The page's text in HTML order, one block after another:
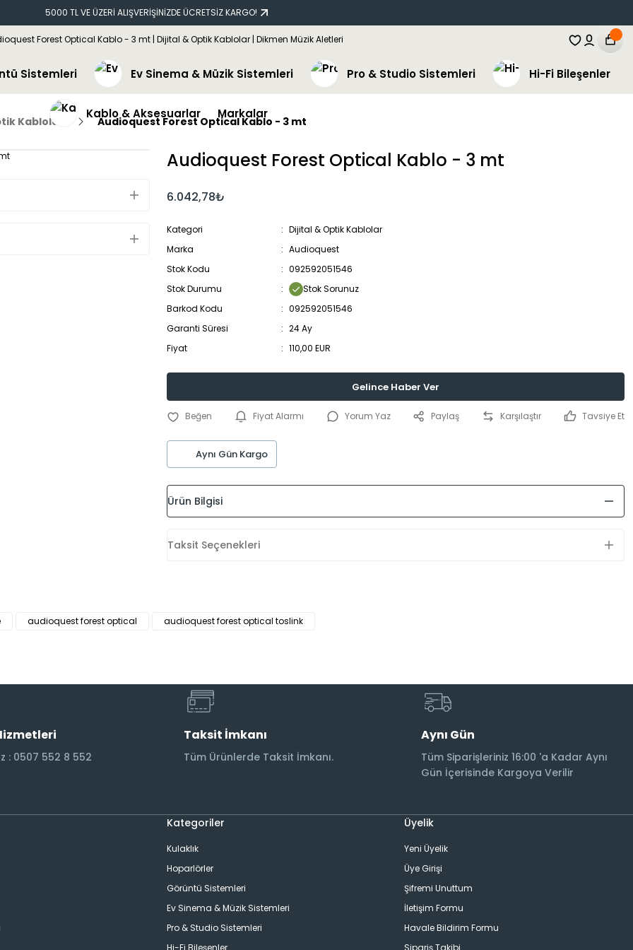
5000 TL VE ÜZERİ ALIŞVERİŞİNİZDE ÜCRETSİZ KARGO!
Sistemleri Ev Sinema & Müzik Sistemleri Pro & Studio Sistemleri Hi-Fi Bileşenler
Kablo & Aksesuarlar Markalar
Kablolar Audioquest Forest Optical Kablo - 3 mt
Audioquest Forest Optical Kablo - 3 mt
6.042,78₺
Kategori
Dijital & Optik Kablolar
Marka
Audioquest
Stok Kodu
092592051546
Stok Durumu
Stok Sorunuz
Barkod Kodu
092592051546
Garanti Süresi
24 Ay
Fiyat
110,00 EUR
Gelince Haber Ver
Fiyat Alarmı Yorum Yaz Paylaş Karşılaştır Tavsiye Et
Aynı Gün Kargo
Ürün Bilgisi
Taksit Seçenekleri
audioquest forest optical audioquest forest optical toslink
: 0507 552 8 552
Taksit İmkanı
Tüm Ürünlerde Taksit İmkanı.
Aynı Gün
Tüm Siparişleriniz 16:00 'a Kadar Aynı
Gün İçerisinde Kargoya Verilir
Kategoriler
Kulaklık
Hoparlörler
Görüntü Sistemleri
Ev Sinema & Müzik Sistemleri
Pro & Studio Sistemleri
Hi-Fi Bileşenler
Üyelik
Yeni Üyelik
Üye Girişi
Şifremi Unuttum
İletişim Formu
Havale Bildirim Formu
Sipariş Takibi